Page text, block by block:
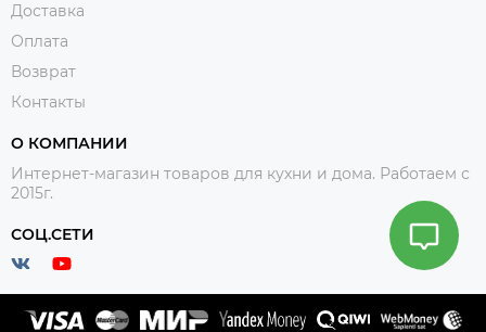
Доставка
Оплата
Возврат
Контакты
О КОМПАНИИ
Интернет-магазин товаров для кухни и дома. Работаем с
2015г.
СОЦ.СЕТИ